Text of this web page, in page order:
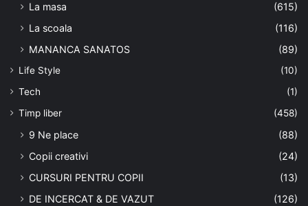
La masa
(615)
La scoala
(116)
MANANCA SANATOS
(89)
Life Style
(10)
Tech
(1)
Timp liber
(458)
9 Ne place
(88)
Copii creativi
(24)
CURSURI PENTRU COPII
(13)
DE INCERCAT & DE VAZUT
(126)